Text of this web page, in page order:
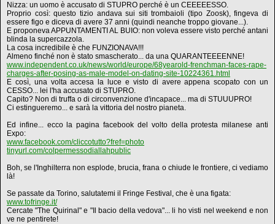
Nizza: un uomo è accusato di STUPRO perché è un CEEEEESSO.
Proprio così: questo tizio andava sui siti trombaioli (tipo Zoosk), fingeva di
essere figo e diceva di avere 37 anni (quindi neanche troppo giovane...).
E proponeva APPUNTAMENTI AL BUIO: non voleva essere visto perché antani
blinda la supercazzola.
La cosa incredibile è che FUNZIONAVA!!!
Almeno finché non è stato smascherato... da una QUARANTEEEENNE!
www.independent.co.uk/news/world/europe/68yearold-frenchman-faces-rape-
charges-after-posing-as-male-model-on-dating-site-10224361.html
E così, una volta accesa la luce e visto di avere appena scopato con un
CESSO... lei l'ha accusato di STUPRO.
Capito? Non di truffa o di circonvenzione d'incapace... ma di STUUUPRO!
Ci estingueremo... e sarà la vittoria del nostro pianeta.
Ed infine... ecco la pagina facebook del volto della protesta milanese anti
Expo:
www.facebook.com/cliccotutto?fref=photo
tinyurl.com/colpermessodiallahpublic
Boh, se l'Inghilterra non esplode, brucia, frana o chiude le frontiere, ci vediamo
là!
Se passate da Torino, salutatemi il Fringe Festival, che è una figata:
www.tofringe.it/
Cercate "The Quirinal" e "Il bacio della vedova"... li ho visti nel weekend e non
ve ne pentirete!